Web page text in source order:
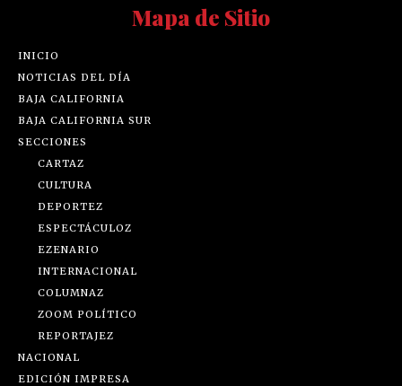
Mapa de Sitio
INICIO
NOTICIAS DEL DÍA
BAJA CALIFORNIA
BAJA CALIFORNIA SUR
SECCIONES
CARTAZ
CULTURA
DEPORTEZ
ESPECTÁCULOZ
EZENARIO
INTERNACIONAL
COLUMNAZ
ZOOM POLÍTICO
REPORTAJEZ
NACIONAL
EDICIÓN IMPRESA